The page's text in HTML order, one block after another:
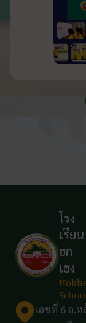
โรง
เรียน
ฮก
เฮง
เลขที่ 6 ถ.